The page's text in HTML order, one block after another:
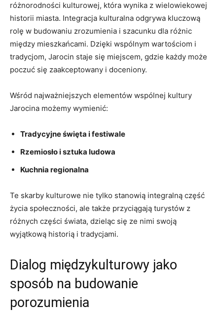
różnorodności kulturowej, która‌ wynika⁢ z wielowiekowej​
historii miasta. ‍Integracja kulturalna odgrywa kluczową
rolę⁤ w budowaniu ​zrozumienia i szacunku dla różnic⁢
między mieszkańcami. Dzięki wspólnym​ wartościom i
tradycjom, Jarocin‌ staje się⁤ miejscem, gdzie⁣ każdy może
poczuć​ się zaakceptowany i ‌doceniony.
Wśród najważniejszych ​elementów wspólnej kultury⁢
Jarocina możemy wymienić:⁢
Tradycyjne święta i ‌festiwale
Rzemiosło ⁤i sztuka ludowa
Kuchnia regionalna
Te skarby kulturowe nie‌ tylko stanowią integralną ‌część
życia społeczności, ⁢ale ⁢także przyciągają turystów z
różnych części‍ świata, dzieląc się ze⁢ nimi swoją
wyjątkową historią ‌i tradycjami.
Dialog międzykulturowy‌ jako
sposób na budowanie
⁢porozumienia